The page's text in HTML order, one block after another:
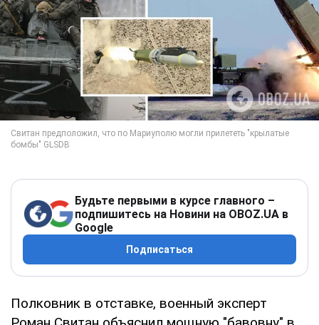
Будьте первыми в курсе главного –
подпишитесь на Новини на OBOZ.UA в
Google
Подписаться
Полковник в отставке, военный эксперт